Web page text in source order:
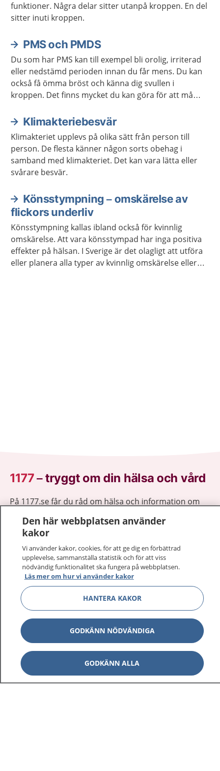
funktioner. Några delar sitter utanpå kroppen. En del
sitter inuti kroppen.
PMS och PMDS
Du som har PMS kan till exempel bli orolig, irriterad
eller nedstämd perioden innan du får mens. Du kan
också få ömma bröst och känna dig svullen i
kroppen. Det finns mycket du kan göra för att må
Klimakteriebesvär
Klimakteriet upplevs på olika sätt från person till
person. De flesta känner någon sorts obehag i
samband med klimakteriet. Det kan vara lätta eller
svårare besvär.
Könsstympning – omskärelse av
flickors underliv
Könsstympning kallas ibland också för kvinnlig
omskärelse. Att vara könsstympad har inga positiva
effekter på hälsan. I Sverige är det olagligt att utföra
eller planera alla typer av kvinnlig omskärelse eller
1177–tryggt om din hälsa och vård
På 1177.se får du råd om hälsa och information om
Logga in för att läsa din journal och göra dina
vårdärenden. Ring telefonnummer 1177 för
sjukvårdsrådgivning dygnet runt.
1177 ger dig råd när du vill må bättre.
1177 på flera språk Visa
Om 1177 Visa
Visa
Den här webbplatsen använder
kakor
Vi använder kakor, cookies, för att ge dig en förbättrad
upplevelse, sammanställa statistik och för att viss
nödvändig funktionalitet ska fungera på webbplatsen.
Läs mer om hur vi använder kakor
HANTERA KAKOR
GODKÄNN NÖDVÄNDIGA
GODKÄNN ALLA